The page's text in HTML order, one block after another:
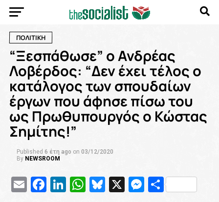
ΠΟΛΙΤΙΚΗ
“Ξεσπάθωσε” ο Ανδρέας
Λοβέρδος: “Δεν έχει τέλος ο
κατάλογος των σπουδαίων
έργων που άφησε πίσω του
ως Πρωθυπουργός ο Κώστας
Σημίτης!”
Published 6 έτη ago on 03/12/2020
By NEWSROOM
EmailFacebook
LinkedIn
WhatsApp
Bluesky
X